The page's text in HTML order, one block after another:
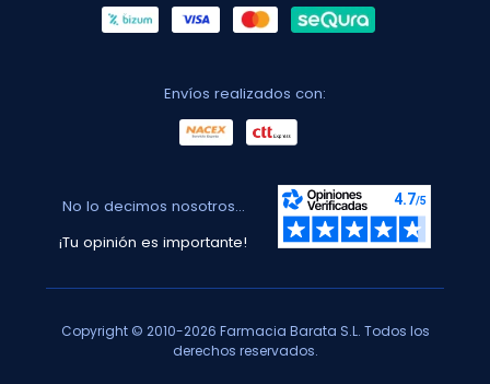
Envíos realizados con:
No lo decimos nosotros...
¡Tu opinión es importante!
Copyright © 2010-2026 Farmacia Barata S.L. Todos los
derechos reservados.